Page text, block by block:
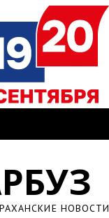
НОВОСТИ